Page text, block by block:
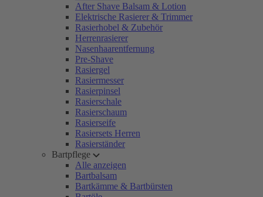
After Shave Balsam & Lotion
Elektrische Rasierer & Trimmer
Rasierhobel & Zubehör
Herrenrasierer
Nasenhaarentfernung
Pre-Shave
Rasiergel
Rasiermesser
Rasierpinsel
Rasierschale
Rasierschaum
Rasierseife
Rasiersets Herren
Rasierständer
Bartpflege
Alle anzeigen
Bartbalsam
Bartkämme & Bartbürsten